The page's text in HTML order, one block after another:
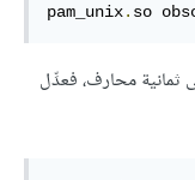
pam_unix. so
ثمانية محارف، فعدِّل